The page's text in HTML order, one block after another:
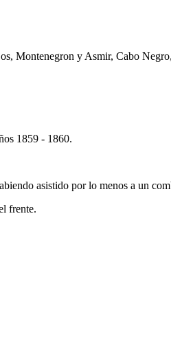
Montenegron y Asmir, Cabo
1859 - 1860.
asistido por lo menos a un
frente.